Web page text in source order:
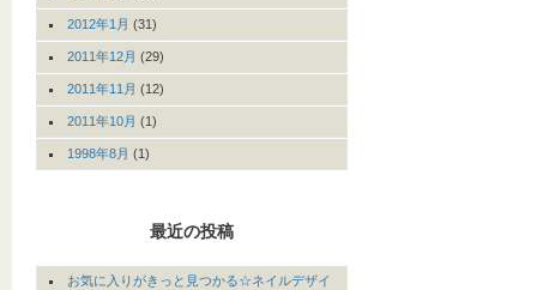
2012年1月 (31)
2011年12月 (29)
2011年11月 (12)
2011年10月 (1)
1998年8月 (1)
最近の投稿
お気に入りがきっと見つかる☆ネイルデザイ